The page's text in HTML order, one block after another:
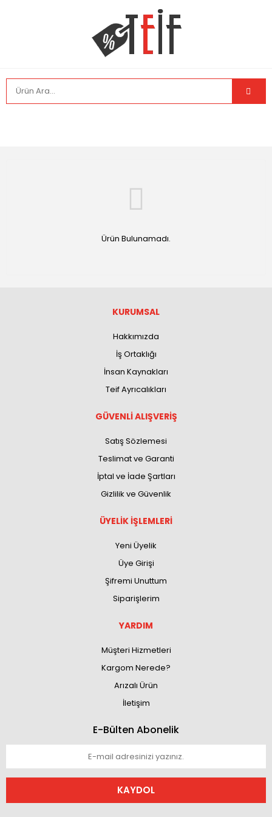
Ürün Bulunamadı.
KURUMSAL
Hakkımızda
İş Ortaklığı
İnsan Kaynakları
Teif Ayrıcalıkları
GÜVENLİ ALIŞVERİŞ
Satış Sözlemesi
Teslimat ve Garanti
İptal ve İade Şartları
Gizlilik ve Güvenlik
ÜYELİK İŞLEMLERİ
Yeni Üyelik
Üye Girişi
Şifremi Unuttum
Siparişlerim
YARDIM
Müşteri Hizmetleri
Kargom Nerede?
Arızalı Ürün
İletişim
E-Bülten Abonelik
KAYDOL